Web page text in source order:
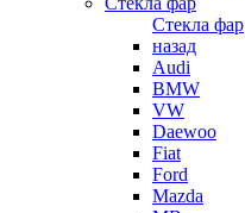
Стекла фар
назад
Audi
BMW
VW
Daewoo
Fiat
Ford
Mazda